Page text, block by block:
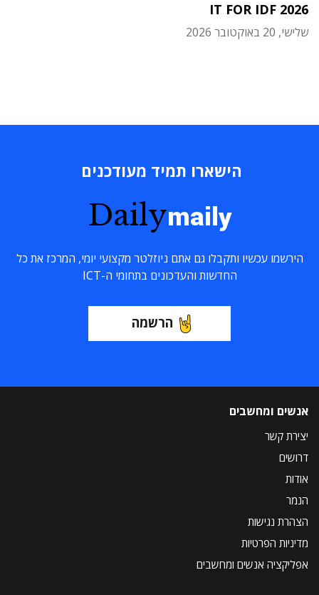
IT FOR IDF 2026
שלישי, 20 באוקטובר 2026
הישארו תמיד מעודכנים
Dailymaily
הירשמו עכשיו ותקבלו גם אתם ניוזלטר מקצועי יומי, המרכז את כל
החדשות והעדכונים בתחומי ה-ICT
הרשמה
אנשים ומחשבים
יצירת קשר
דרושים
אודות
הנמר
הצהרת נגישות
מדיניות הפרטיות
אפליקציה אנשים ומחשבים